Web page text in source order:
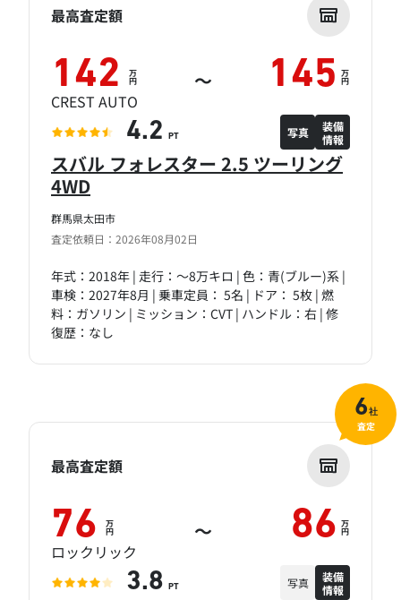
群馬県太田市
査定依頼日：2026年08月02日
スバル フォレスター 2.5 ツーリング
4WD
年式：2018年 | 走行：～8万キロ | 色：青(ブルー)系 |
車検：2027年8月 | 乗車定員： 5名 | ドア： 5枚 | 燃
料：ガソリン | ミッション：CVT | ハンドル：右 | 修
復歴：なし
最高査定額
142 万
円 ～ 145 万
円
CREST AUTO
4.2 PT 写真
装備
情報
最高査定額
76 万
円 ～ 86 万
円
ロックリック
3.8 PT 写真
装備
情報
6社
査定